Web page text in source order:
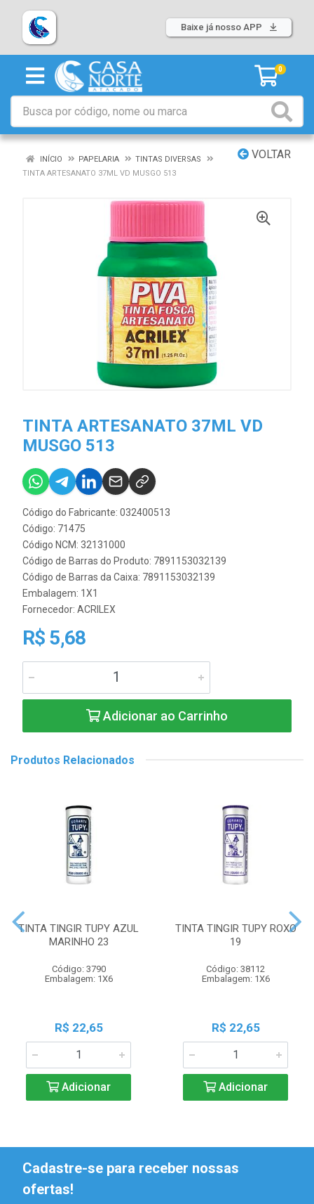
Baixe já nosso APP
0
VOLTAR
INÍCIO PAPELARIA
TINTAS DIVERSAS
TINTA ARTESANATO 37ML VD MUSGO 513
TINTA ARTESANATO 37ML VD
MUSGO 513
Código do Fabricante: 032400513
Código: 71475
Código NCM: 32131000
Código de Barras do Produto: 7891153032139
Código de Barras da Caixa: 7891153032139
Embalagem: 1X1
Fornecedor: ACRILEX
R$ 5,68
Adicionar ao Carrinho
Produtos Relacionados
TINTA TINGIR TUPY AZUL
MARINHO 23
Código: 3790
Embalagem: 1X6
R$ 22,65
Adicionar
TINTA TINGIR TUPY ROXO
19
Código: 38112
Embalagem: 1X6
R$ 22,65
Adicionar
Cadastre-se para receber nossas
ofertas!